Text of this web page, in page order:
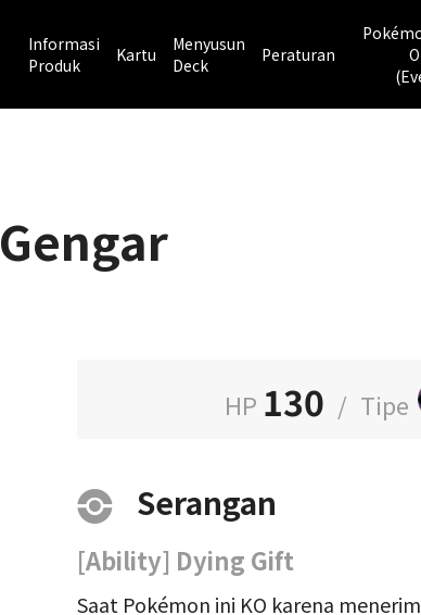
Informasi
Produk
Kartu
Menyusun
Deck
Peraturan
Gengar
HP 130 / Tipe
Serangan
[Ability] Dying Gift
Saat Pokémon ini KO karena